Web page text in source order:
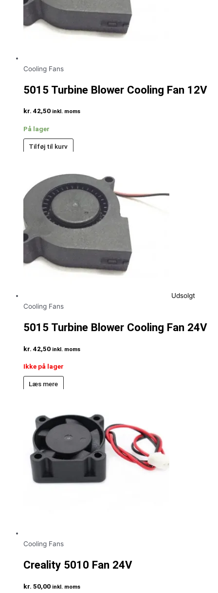
Cooling Fans
5015 Turbine Blower Cooling Fan 12V
kr. 42,50 inkl. moms
På lager
Tilføj til kurv
Udsolgt
Cooling Fans
5015 Turbine Blower Cooling Fan 24V
kr. 42,50 inkl. moms
Ikke på lager
Læs mere
Cooling Fans
Creality 5010 Fan 24V
kr. 50,00 inkl. moms